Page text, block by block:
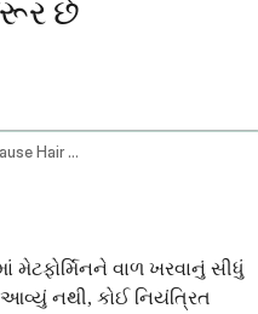
છે
Does Metformin Cause Hair Loss
મેટફોર્મિનને વાળ ખરવાનું સીધું
આવ્યું નથી, કોઈ નિયંત્રિત